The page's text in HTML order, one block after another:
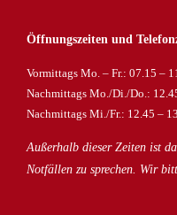
Öffnungszeiten und
Vormittags Mo. – Fr.: 07.15 –
Nachmittags Mo./Di./Do.:
Nachmittags Mi./Fr.: 12.45 –
Außerhalb dieser Zeiten ist
Notfällen zu sprechen. Wir